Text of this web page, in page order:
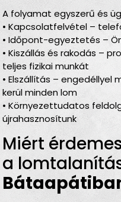
A folyamat egyszerű és
• Kapcsolatfelvétel –
• Időpont-egyeztetés –
• Kiszállás és rakodás –
teljes fizikai munkát
• Elszállítás – engedéllyel
kerül minden lom
• Környezettudatos
újrahasznosítunk
Miért
a